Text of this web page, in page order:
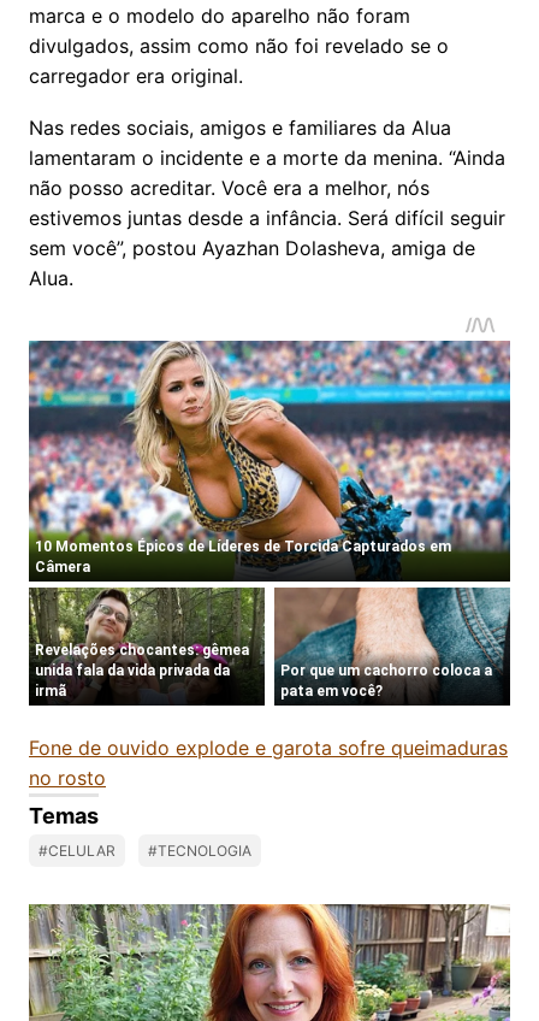
marca e o modelo do aparelho não foram
divulgados, assim como não foi revelado se o
carregador era original.
Nas redes sociais, amigos e familiares da Alua
lamentaram o incidente e a morte da menina. “Ainda
não posso acreditar. Você era a melhor, nós
estivemos juntas desde a infância. Será difícil seguir
sem você”, postou Ayazhan Dolasheva, amiga de
Alua.
Fone de ouvido explode e garota sofre queimaduras
no rosto
Temas
#CELULAR #TECNOLOGIA